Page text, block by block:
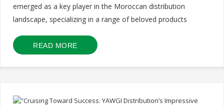
emerged as a key player in the Moroccan distribution
landscape, specializing in a range of beloved products
READ MORE